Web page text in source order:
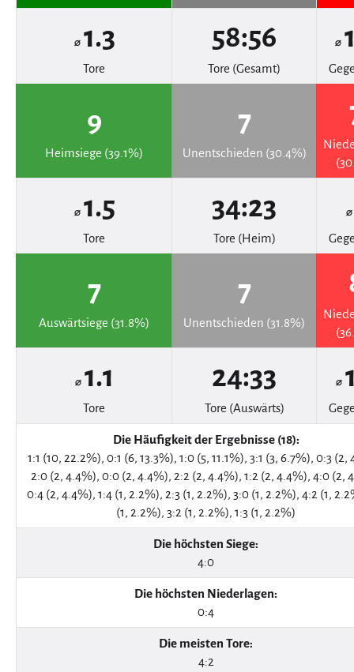
⌀ 1.3
Tore
58:56
Tore (Gesamt)
⌀
9
Heimsiege (39.1%)
7
Unentschieden (30.4%)
⌀ 1.5
Tore
34:23
Tore (Heim)
7
Auswärtsiege (31.8%)
7
Unentschieden (31.8%)
⌀ 1.1
Tore
24:33
Tore (Auswärts)
⌀
Die Häufigkeit der Ergebnisse (18):
1:1 (10, 22.2%), 0:1 (6, 13.3%), 1:0 (5, 11.1%), 3:1 (3, 6.7%), 0:3 (2,
2:0 (2, 4.4%), 0:0 (2, 4.4%), 2:2 (2, 4.4%), 1:2 (2, 4.4%), 4:0 (2,
0:4 (2, 4.4%), 1:4 (1, 2.2%), 2:3 (1, 2.2%), 3:0 (1, 2.2%), 4:2 (1,
(1, 2.2%), 3:2 (1, 2.2%), 1:3 (1, 2.2%)
Die höchsten Siege:
4:0
Die höchsten Niederlagen:
0:4
Die meisten Tore:
4:2